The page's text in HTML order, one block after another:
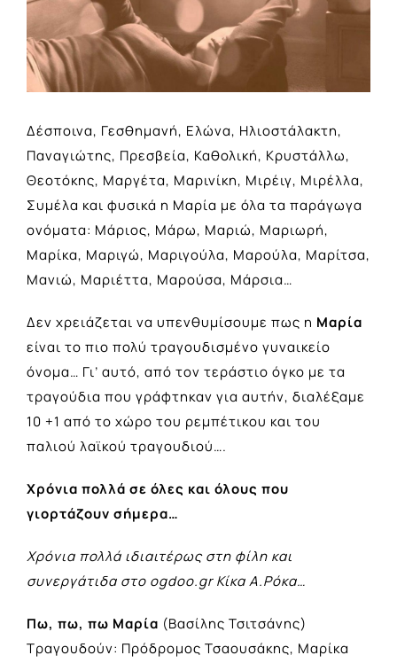
Δέσποινα, Γεσθημανή, Ελώνα, Ηλιοστάλακτη,
Παναγιώτης, Πρεσβεία, Καθολική, Κρυστάλλω,
Θεοτόκης, Μαργέτα, Μαρινίκη, Μιρέιγ, Μιρέλλα,
Συμέλα και φυσικά η Μαρία με όλα τα παράγωγα
ονόματα: Μάριος, Μάρω, Μαριώ, Μαριωρή,
Μαρίκα, Μαριγώ, Μαριγούλα, Μαρούλα, Μαρίτσα,
Μανιώ, Μαριέττα, Μαρούσα, Μάρσια…
Δεν χρειάζεται να υπενθυμίσουμε πως η Μαρία
είναι το πιο πολύ τραγουδισμένο γυναικείο
όνομα… Γι’ αυτό, από τον τεράστιο όγκο με τα
τραγούδια που γράφτηκαν για αυτήν, διαλέξαμε
10 +1 από το χώρο του ρεμπέτικου και του
παλιού λαϊκού τραγουδιού….
Χρόνια πολλά σε όλες και όλους που
γιορτάζουν σήμερα…
Χρόνια πολλά ιδιαιτέρως στη φίλη και
συνεργάτιδα στο ogdoo.gr Κίκα Α.Ρόκα…
Πω, πω, πω Μαρία (Βασίλης Τσιτσάνης)
Τραγουδούν: Πρόδρομος Τσαουσάκης, Μαρίκα